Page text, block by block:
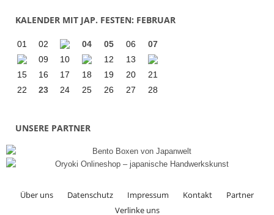
KALENDER MIT JAP. FESTEN: FEBRUAR
01 02 04 05 06
07
09
10 12
13
15
16 17 18 19 20
21
22
23 24 25 26 27 28
UNSERE PARTNER
Über uns Datenschutz Impressum Kontakt
Partner
Verlinke uns